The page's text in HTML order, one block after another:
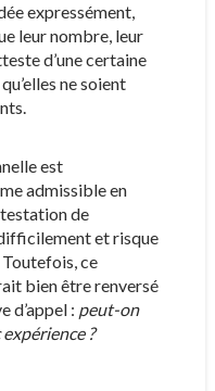
expressément,
leur nombre, leur
d’une certaine
ne soient
est
admissible en
de
et risque
Toutefois, ce
bien être renversé
d’appel : peut-on
?